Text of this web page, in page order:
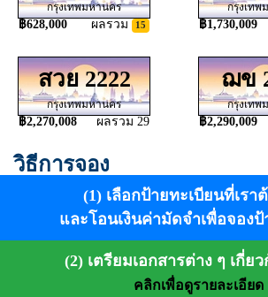
กรุงเทพมหานคร
฿628,000 ผลรวม 15
กรุงเทพ
฿1,730,009
สวย 2222
กรุงเทพมหานคร
฿2,270,008 ผลรวม 29
ฌข
กรุงเทพ
฿2,290,009
วิธีการจอง
(1) เลือกป้ายทะเบียนที่เรา
และโอนเงินค่ามัดจำเพื่อจองป้
(2) เตรียมเอกสารต่าง ๆ เกี่ย
คลิกเพื่อดูรายละเอียด